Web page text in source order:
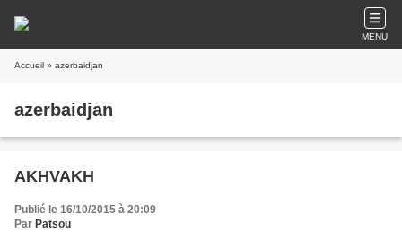
MENU
Accueil » azerbaidjan
azerbaidjan
AKHVAKH
Publié le 16/10/2015 à 20:09
Par Patsou